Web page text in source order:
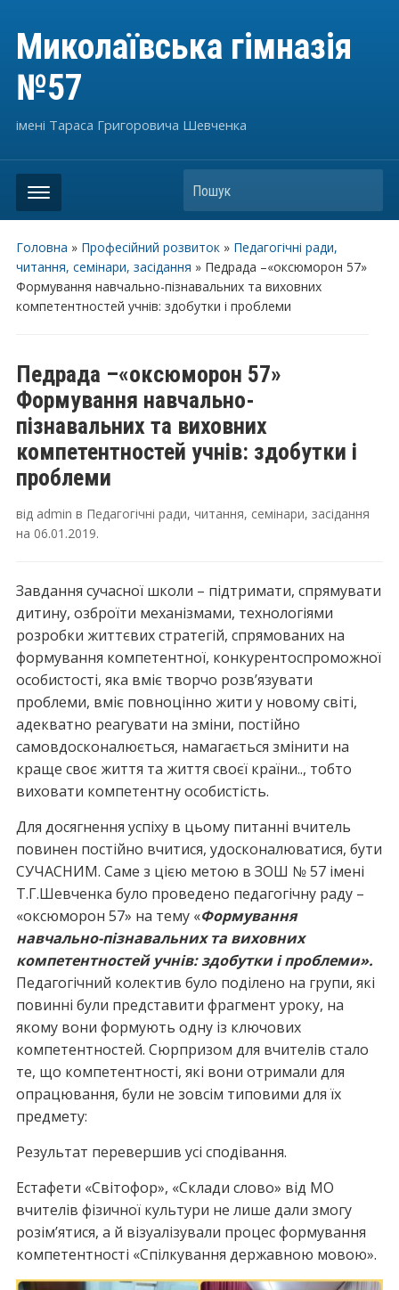
Миколаївська гімназія
№57
імені Тараса Григоровича Шевченка
Пошук
Головна » Професійний розвиток» Педагогічні ради,
читання, семінари, засідання » Педрада –«оксюморон 57»
Формування навчально-пізнавальних та виховних
компетентностей учнів: здобутки і проблеми
Педрада –«оксюморон 57»
Формування навчально-
пізнавальних та виховних
компетентностей учнів: здобутки і
проблеми
від admin в Педагогічні ради, читання, семінари, засідання
на 06.01.2019.
Завдання сучасної школи – підтримати, спрямувати
дитину, озброїти механізмами, технологіями
розробки життєвих стратегій, спрямованих на
формування компетентної, конкурентоспроможної
особистості, яка вміє творчо розв’язувати
проблеми, вміє повноцінно жити у новому світі,
адекватно реагувати на зміни, постійно
самовдосконалюється, намагається змінити на
краще своє життя та життя своєї країни.., тобто
виховати компетентну особистість.
Для досягнення успіху в цьому питанні вчитель
повинен постійно вчитися, удосконалюватися, бути
СУЧАСНИМ. Саме з цією метою в ЗОШ № 57 імені
Т.Г.Шевченка було проведено педагогічну раду –
«оксюморон 57» на тему «Формування
навчально-пізнавальних та виховних
компетентностей учнів: здобутки і проблеми».
Педагогічний колектив було поділено на групи, які
повинні були представити фрагмент уроку, на
якому вони формують одну із ключових
компетентностей. Сюрпризом для вчителів стало
те, що компетентності, які вони отримали для
опрацювання, були не зовсім типовими для їх
предмету:
Результат перевершив усі сподівання.
Естафети «Світофор», «Склади слово» від МО
вчителів фізичної культури не лише дали змогу
розім’ятися, а й візуалізували процес формування
компетентності «Спілкування державною мовою».